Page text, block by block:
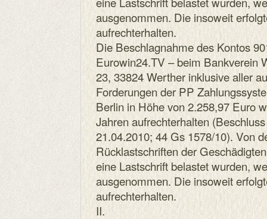
ausgenommen. Die insoweit
aufrechterhalten.
Die Beschlagnahme des Kontos
Eurowin24.TV – beim Bankverein
23, 33824 Werther inklusive aller
Forderungen der PP
Berlin in Höhe von 2.258,97 Euro
Jahren aufrechterhalten
21.04.2010; 44 Gs 1578/10). Von
Rücklastschriften der
eine Lastschrift belastet wurden,
ausgenommen. Die insoweit
aufrechterhalten.
II.